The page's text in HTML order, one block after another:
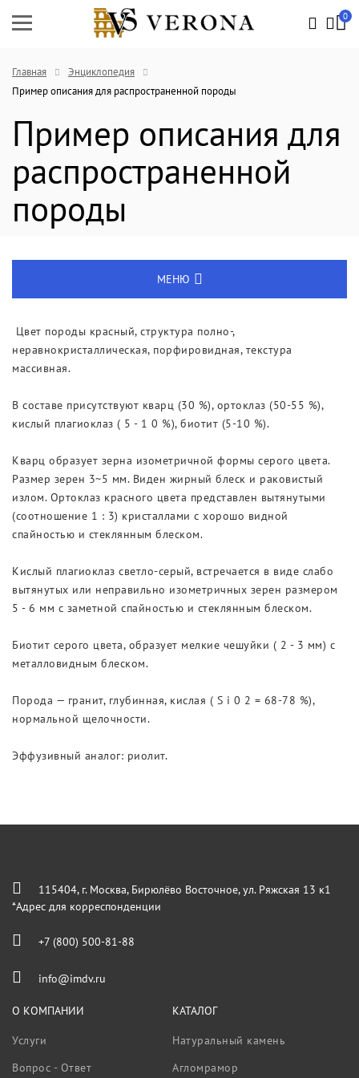
0
Главная
Энциклопедия
Пример описания для распространенной породы
Пример описания для
распространенной
породы
МЕНЮ
Новости
Выставки
Цвет породы красный, структура полно-,
неравнокристаллическая, порфировидная, текстура
массивная.
В составе присутствуют кварц (30 %), ортоклаз (50-55 %),
кислый плагиоклаз ( 5 - 1 0 %), биотит (5-10 %).
Кварц образует зерна изометричной формы серого цвета.
Размер зерен 3~5 мм. Виден жирный блеск и раковистый
излом. Ортоклаз красного цвета представлен вытянутыми
(соотношение 1 : 3) кристаллами с хорошо видной
спайностью и стеклянным блеском.
Кислый плагиоклаз светло-серый, встречается в виде слабо
вытянутых или неправильно изометричных зерен размером
5 - 6 мм с заметной спайностью и стеклянным блеском.
Биотит серого цвета, образует мелкие чешуйки ( 2 - 3 мм) с
металловидным блеском.
Порода — гранит, глубинная, кислая ( S i 0 2 = 68-78 %),
нормальной щелочности.
Эффузивный аналог: риолит.
115404, г. Москва, Бирюлёво Восточное, ул. Ряжская 13 к1
*Адрес для корреспонденции
+7 (800) 500-81-88
info@imdv.ru
О КОМПАНИИ
Услуги
Вопрос - Ответ
КАТАЛОГ
Натуральный камень
Агломрамор